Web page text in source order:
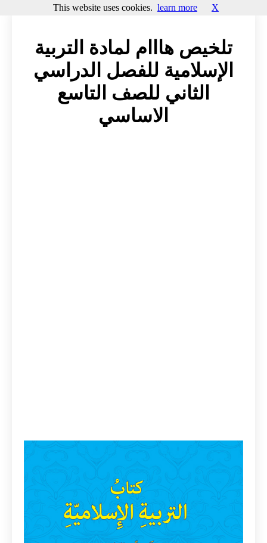
تلخيص هااام لمادة التربية
الإسلامية للفصل الدراسي
الثاني للصف التاسع
الاساسي
This website uses cookies. learn more X